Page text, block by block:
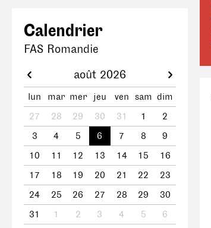
Calendrier
FAS Romandie
août 2026
lun mar mer jeu ven sam dim
27
28 29 30 31 1
2
3
4 5 6 7 8
9
10
11 12 13 14 15
16
17
18 19 20 21 22
23
24
25 26 27 28 29
30
31
1 2 3 4 5 6